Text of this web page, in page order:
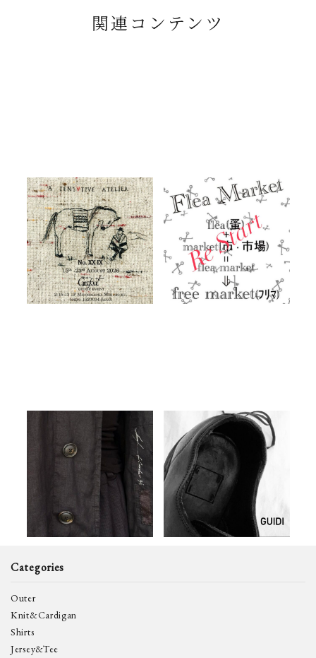
関連コンテンツ
【 2027ss A TENTATIVE
ATELIER 先行受注会開催
のお知らせ 】
2026.08.09
Carrefour 最新情報
Flea Market :Re Start 8/1~
2026.08.01
Carrefour 最新情報
GBS CVJ12 Special
Handkerchief Linen Blouson
Mix Style – GEOFFREY B.
SMALL
GUIDI 26aw 1st Delivery—
2026.07.27
Carrefour 最新情報
Categories
Outer
Knit&Cardigan
Shirts
Jersey&Tee